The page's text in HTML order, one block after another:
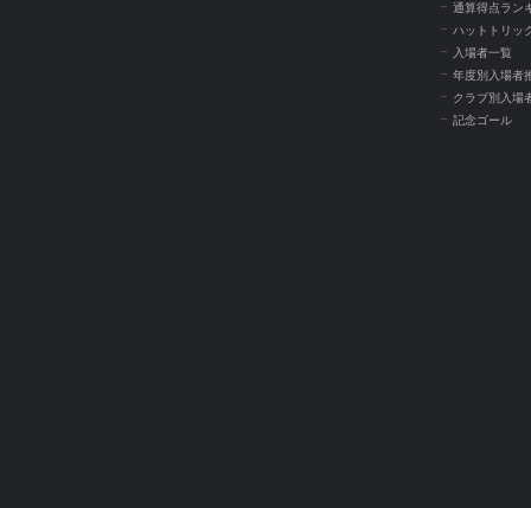
通算得点ラン
ハットトリッ
入場者一覧
年度別入場者
クラブ別入場
記念ゴール